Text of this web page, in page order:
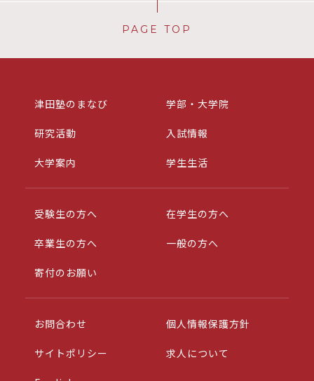
PAGE TOP
津田塾のまなび 学部・大学院
研究活動 入試情報
大学案内 学生生活
受験生の方へ 在学生の方へ
卒業生の方へ 一般の方へ
寄付のお願い
お問合わせ 個人情報保護方針
サイトポリシー 求人について